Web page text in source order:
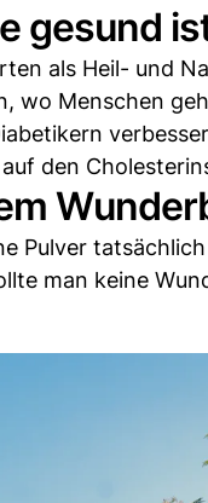
gesund
als Heil- und
wo Menschen
den
Pulver
man keine